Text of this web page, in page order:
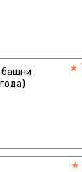
башни
★
★